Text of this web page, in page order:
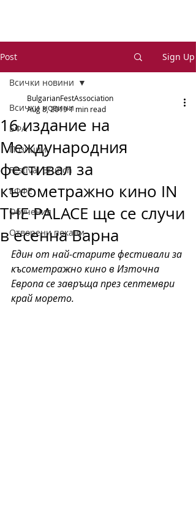
Post Sign Up
Всички новини
БФА
Позиции
Festival Brunch
ЕФФЕ
Обучения
Отворени покани
Всички новини
16 издание на
Международния
фестивал за
късометражно кино IN
THE PALACE ще се случи
в есенна Варна
BulgarianFestAssociation
Aug 8, 20191 min read
Един от най-старите фестивали за
късометражно кино в Източна
Европа се завръща през септември
край морето.